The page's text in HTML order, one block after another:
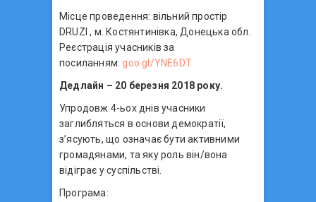
Місце проведення: вільний простір
DRUZI , м. Костянтинівка, Донецька обл.
Реєстрація учасників за
посиланням:goo.gl/YNE6DT
Дедлайн – 20 березня 2018 року.
Упродовж 4-ьох днів учасники
заглибляться в основи демократії,
з’ясують, що означає бути активними
громадянами, та яку роль він/вона
відіграє у суспільстві.
Програма: